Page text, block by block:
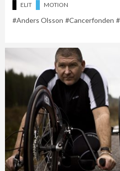
ELIT MOTION
Anders Olsson Cancerfonden